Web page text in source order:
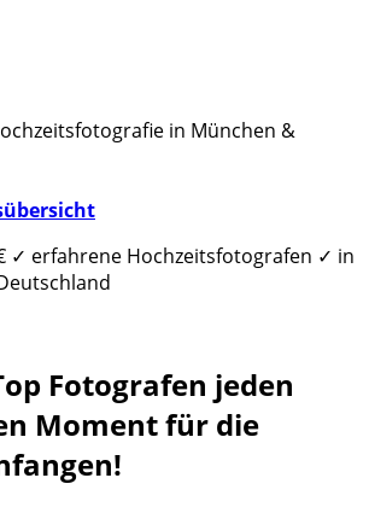
in München &
✓ erfahrene Hochzeitsfotografen ✓ in
Fotografen jeden
Moment für die